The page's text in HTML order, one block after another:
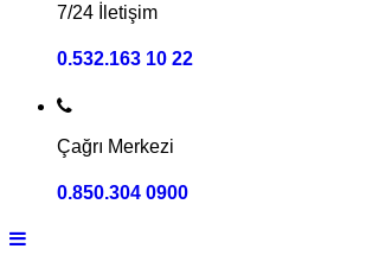
7/24 İletişim
0.532.163 10 22
Çağrı Merkezi
0.850.304 0900